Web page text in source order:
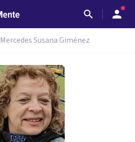
Mercedes Susana Giménez